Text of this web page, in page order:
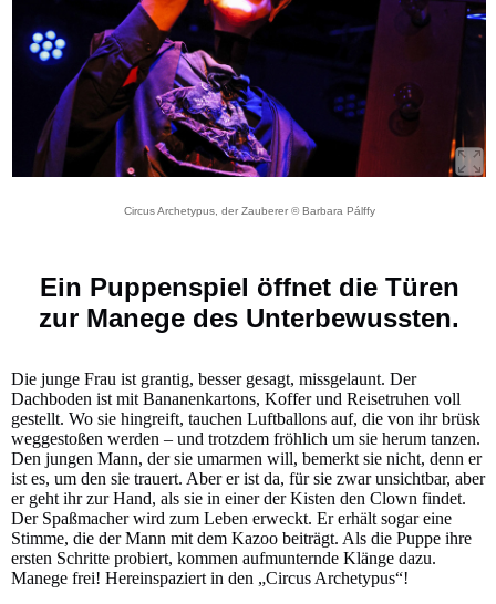
Circus Archetypus, der Zauberer © Barbara Pálffy
Ein Puppenspiel öffnet die Türen
zur Manege des Unterbewussten.
Die junge Frau ist grantig, besser gesagt, missgelaunt. Der
Dachboden ist mit Bananenkartons, Koffer und Reisetruhen voll
gestellt. Wo sie hingreift, tauchen Luftballons auf, die von ihr brüsk
weggestoßen werden – und trotzdem fröhlich um sie herum tanzen.
Den jungen Mann, der sie umarmen will, bemerkt sie nicht, denn er
ist es, um den sie trauert. Aber er ist da, für sie zwar unsichtbar, aber
er geht ihr zur Hand, als sie in einer der Kisten den Clown findet.
Der Spaßmacher wird zum Leben erweckt. Er erhält sogar eine
Stimme, die der Mann mit dem Kazoo beiträgt. Als die Puppe ihre
ersten Schritte probiert, kommen aufmunternde Klänge dazu.
Manege frei! Hereinspaziert in den „Circus Archetypus“!